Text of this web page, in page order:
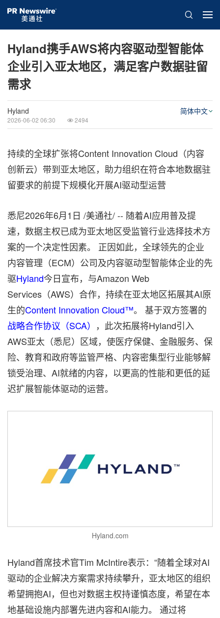
Hyland携手AWS将内容驱动型智能体
企业引入亚太地区，满足客户数据驻留
需求
Hyland
2026-06-02 06:30 2494
简体中文
持续的全球扩张将Content Innovation Cloud（内容
创新云）带到亚太地区，助力组织在符合本地数据驻
留要求的前提下规模化开展AI驱动型运营
悉尼2026年6月1日 /美通社/ -- 随着AI应用普及提
速，数据主权已成为亚太地区受监管行业选择技术方
案的一个决定性因素。 正因如此，全球领先的企业
内容管理（ECM）公司及内容驱动型智能体企业的先
驱Hyland今日宣布，与Amazon Web
Services（AWS）合作，持续在亚太地区拓展其AI原
生的Content Innovation Cloud™。 基于双方签署的
战略合作协议（SCA） ，此次拓展将Hyland引入
AWS亚太（悉尼）区域，使医疗保健、金融服务、保
险、教育和政府等监管严格、内容密集型行业能够解
锁受治理、AI就绪的内容，以更高的性能和更低的延
迟扩展智能体驱动的运营。
Hyland.com
Hyland首席技术官Tim McIntire表示：“随着全球对AI
驱动的企业解决方案需求持续攀升，亚太地区的组织
希望拥抱AI，但也对数据主权持谨慎态度，希望在本
地基础设施内部署先进内容和AI能力。 通过将